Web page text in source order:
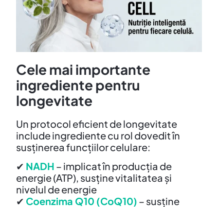
Cele mai importante
ingrediente pentru
longevitate
Un protocol eficient de longevitate
include ingrediente cu rol dovedit în
susținerea funcțiilor celulare:
✔ NADH – implicat în producția de
energie (ATP), susține vitalitatea și
nivelul de energie
✔ Coenzima Q10 (CoQ10) – susține